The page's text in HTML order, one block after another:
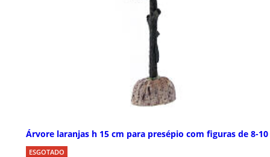
Árvore laranjas h 15 cm para presépio com figuras de 8-
ESGOTADO